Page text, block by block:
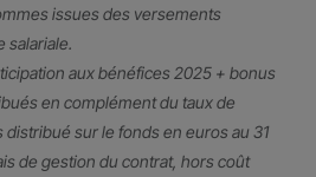
issues des versements
salariale.
aux bénéfices 2025 + bonus
en complément du taux de
sur le fonds en euros au 31
de gestion du contrat, hors coût